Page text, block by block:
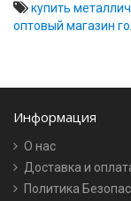
купить
оптовый магазин
Информация
О нас
Доставка и
Политика